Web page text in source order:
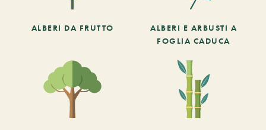
ALBERI DA FRUTTO
ALBERI E ARBUSTI A
FOGLIA CADUCA